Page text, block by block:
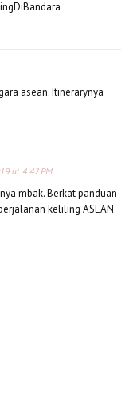
asean. Itinerarynya
at 4:42 PM
mbak. Berkat panduan
keliling ASEAN